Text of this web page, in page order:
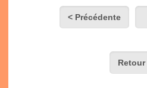
< Précédente
Retour